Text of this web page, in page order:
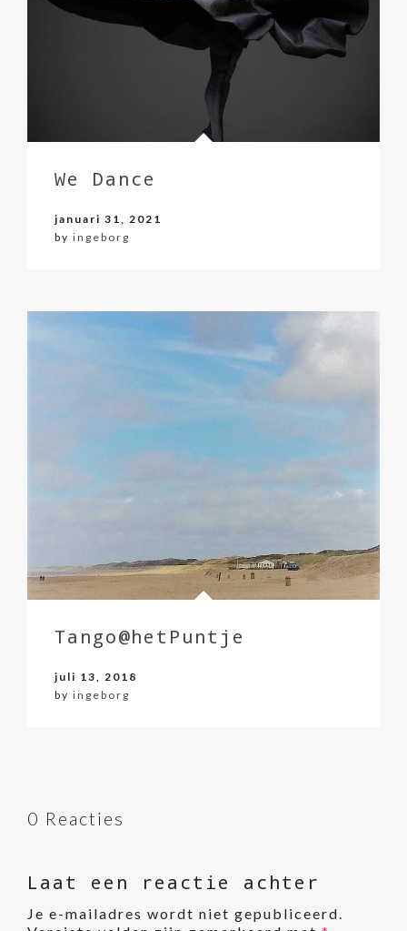
We Dance
januari 31, 2021
by ingeborg
Tango@hetPuntje
juli 13, 2018
by ingeborg
0 Reacties
Laat een reactie achter
Je e-mailadres wordt niet gepubliceerd.